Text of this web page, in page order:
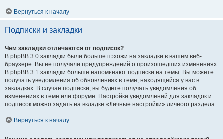
Вернуться к началу
Подписки и закладки
Чем закладки отличаются от подписок?
В phpBB 3.0 закладки были больше похожи на закладки в вашем веб-
браузере. Вы не получали предупреждений о произошедших изменениях.
В phpBB 3.1 закладки больше напоминают подписки на темы. Вы можете
получать уведомления об обновлениях в теме, находящейся у вас в
закладках. В случае подписки, вы будете получать уведомления об
изменениях в теме или форуме. Настройки уведомлений для закладок и
подписок можно задать на вкладке «Личные настройки» личного раздела.
Вернуться к началу